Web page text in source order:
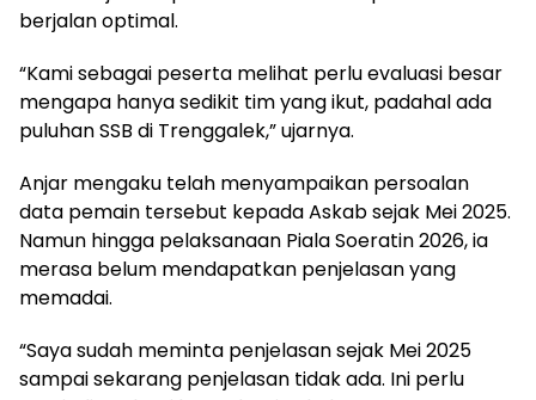
berjalan optimal.
“Kami sebagai peserta melihat perlu evaluasi besar
mengapa hanya sedikit tim yang ikut, padahal ada
puluhan SSB di Trenggalek,” ujarnya.
Anjar mengaku telah menyampaikan persoalan
data pemain tersebut kepada Askab sejak Mei 2025.
Namun hingga pelaksanaan Piala Soeratin 2026, ia
merasa belum mendapatkan penjelasan yang
memadai.
“Saya sudah meminta penjelasan sejak Mei 2025
sampai sekarang penjelasan tidak ada. Ini perlu